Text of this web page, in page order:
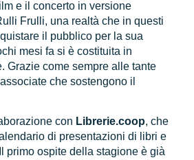
e il concerto in versione
Frulli, una realtà che in questi
il pubblico per la sua
mesi fa si è costituita in
Grazie come sempre alle tante
che sostengono il
con Librerie.coop, che
di presentazioni di libri e
primo ospite della stagione è già